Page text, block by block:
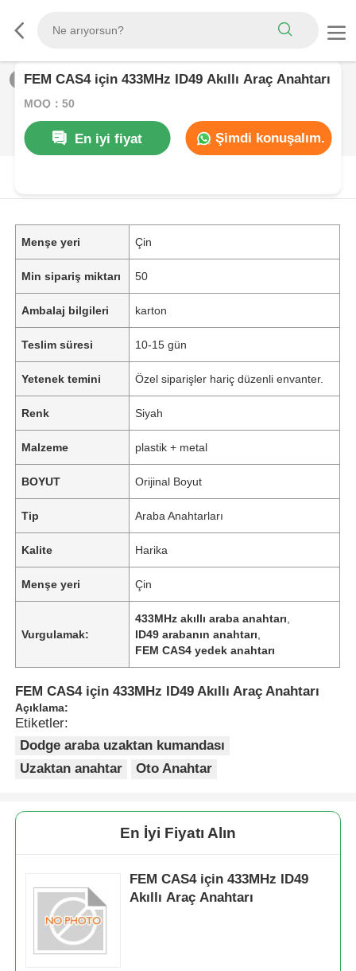
/0
FEM CAS4 için 433MHz ID49 Akıllı Araç Anahtarı
MOQ：50
En iyi fiyat Şimdi konuşalım.
Menşe yeri Çin
Min sipariş miktarı 50
Ambalaj bilgileri karton
Teslim süresi 10-15 gün
Yetenek temini Özel siparişler hariç düzenli envanter.
Renk Siyah
Malzeme plastik + metal
BOYUT Orijinal Boyut
Tip Araba Anahtarları
Kalite Harika
Menşe yeri Çin
Vurgulamak:
433MHz akıllı araba anahtarı
ID49 arabanın anahtarı
FEM CAS4 yedek anahtarı
FEM CAS4 için 433MHz ID49 Akıllı Araç Anahtarı
Açıklama:
Etiketler:
Dodge araba uzaktan kumandası
Uzaktan anahtar
Oto Anahtar
En İyi Fiyatı Alın
FEM CAS4 için 433MHz ID49
Akıllı Araç Anahtarı